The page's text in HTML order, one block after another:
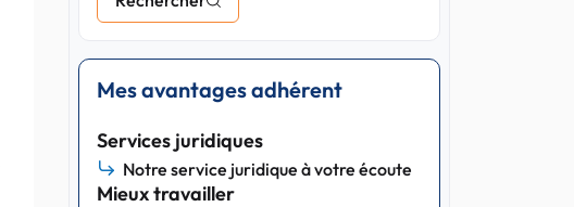
Mes avantages adhérent
Services juridiques
Notre service juridique à votre écoute
Mieux travailler